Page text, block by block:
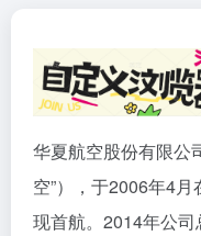
华夏航空股份有限公
空”），于2006年4
现首航。2014年公